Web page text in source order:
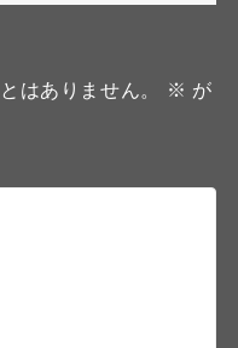
はありません。 ※ が